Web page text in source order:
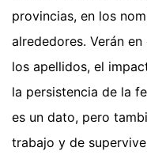
provincias, en los
alrededores. Verán
los apellidos, el
la persistencia de la
es un dato, pero
trabajo y de